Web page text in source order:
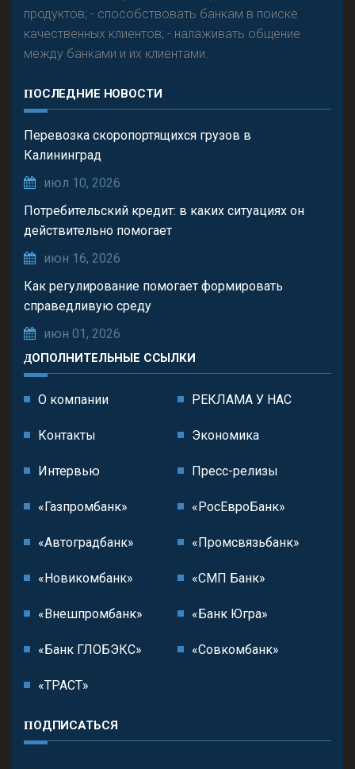
продуктов; - способствовать банкам в поиске
качественных клиентов; - налаживать общение
между банками и их клиентами.
ПОСЛЕДНИЕ НОВОСТИ
Перевозка скоропортящихся грузов в
Калининград
июл 10, 2026
Потребительский кредит: в каких ситуациях он
действительно помогает
июн 16, 2026
Как регулирование помогает формировать
справедливую среду
июн 01, 2026
ДОПОЛНИТЕЛЬНЫЕ ССЫЛКИ
О компании РЕКЛАМА У НАС
Контакты Экономика
Интервью Пресс-релизы
«Газпромбанк» «РосЕвроБанк»
«Автоградбанк» «Промсвязьбанк»
«Новикомбанк» «СМП Банк»
«Внешпромбанк» «Банк Югра»
«Банк ГЛОБЭКС» «Совкомбанк»
«ТРАСТ»
ПОДПИСАТЬСЯ